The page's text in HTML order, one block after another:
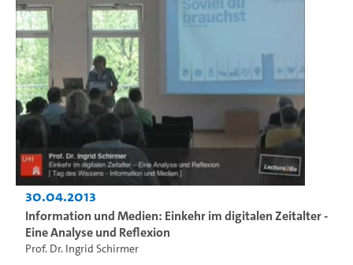
30.04.2013
Information und Medien: Einkehr im digitalen Zeitalter -
Eine Analyse und Reflexion
Prof. Dr. Ingrid Schirmer